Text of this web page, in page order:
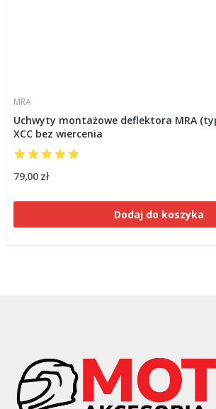
MRA
Uchwyty montażowe deflektora MRA (typ
XCC bez wiercenia
79,00 zł
Dodaj do koszyka